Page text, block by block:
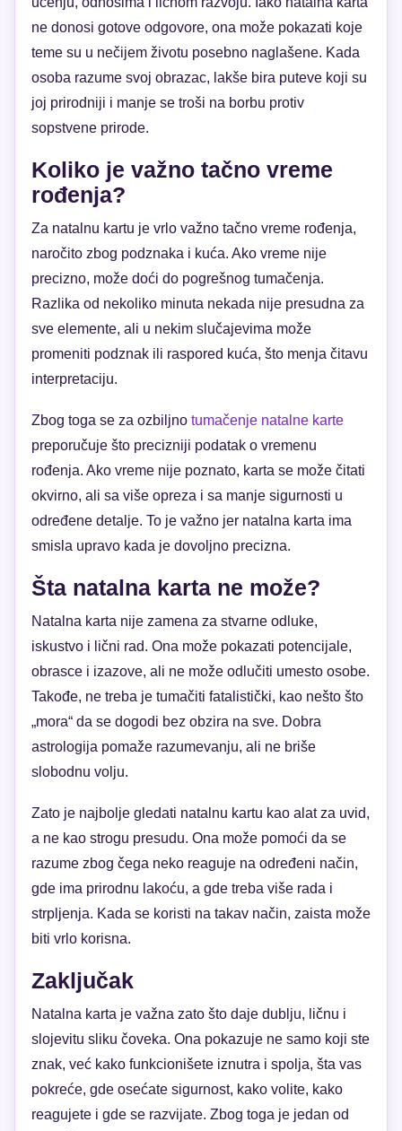
ne donosi gotove odgovore, ona može pokazati koje
teme su u nečijem životu posebno naglašene. Kada
osoba razume svoj obrazac, lakše bira puteve koji su
joj prirodniji i manje se troši na borbu protiv
sopstvene prirode.
Koliko je važno tačno vreme
rođenja?
Za natalnu kartu je vrlo važno tačno vreme rođenja,
naročito zbog podznaka i kuća. Ako vreme nije
precizno, može doći do pogrešnog tumačenja.
Razlika od nekoliko minuta nekada nije presudna za
sve elemente, ali u nekim slučajevima može
promeniti podznak ili raspored kuća, što menja čitavu
interpretaciju.
Zbog toga se za ozbiljno tumačenje natalne karte
preporučuje što precizniji podatak o vremenu
rođenja. Ako vreme nije poznato, karta se može čitati
okvirno, ali sa više opreza i sa manje sigurnosti u
određene detalje. To je važno jer natalna karta ima
smisla upravo kada je dovoljno precizna.
Šta natalna karta ne može?
Natalna karta nije zamena za stvarne odluke,
iskustvo i lični rad. Ona može pokazati potencijale,
obrasce i izazove, ali ne može odlučiti umesto osobe.
Takođe, ne treba je tumačiti fatalistički, kao nešto što
„mora“ da se dogodi bez obzira na sve. Dobra
astrologija pomaže razumevanju, ali ne briše
slobodnu volju.
Zato je najbolje gledati natalnu kartu kao alat za uvid,
a ne kao strogu presudu. Ona može pomoći da se
razume zbog čega neko reaguje na određeni način,
gde ima prirodnu lakoću, a gde treba više rada i
strpljenja. Kada se koristi na takav način, zaista može
biti vrlo korisna.
Zaključak
Natalna karta je važna zato što daje dublju, ličnu i
slojevitu sliku čoveka. Ona pokazuje ne samo koji ste
znak, već kako funkcionišete iznutra i spolja, šta vas
pokreće, gde osećate sigurnost, kako volite, kako
reagujete i gde se razvijate. Zbog toga je jedan od